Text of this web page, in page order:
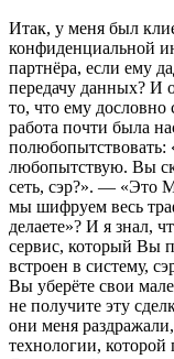
Итак, у меня был
конфиденциальной
партнёра, если ему
передачу данных? И
то, что ему дословно
работа почти была
полюбопытствовать:
любопытствую. Вы
сеть, сэр?». — «Это
мы шифруем весь
делаете»? И я знал,
сервис, который Вы
встроен в систему,
Вы уберёте свои
не получите эту
они меня
технологии,